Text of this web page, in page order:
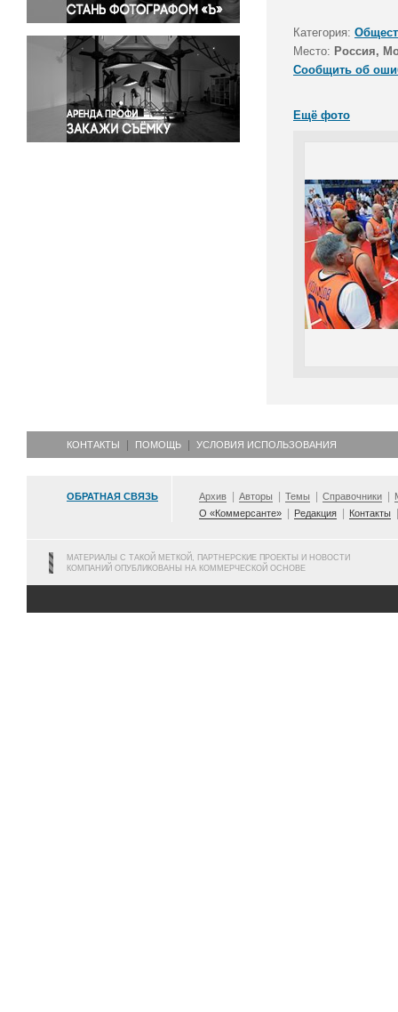
Религия
Светская жизнь
Спорт
Экология
Экономика и бизнес
Категория:
Место: Россия,
Сообщить об
Ещё фото
КОНТАКТЫ ПОМОЩЬ УСЛОВИЯ ИСПОЛЬЗОВАНИЯ
ОБРАТНАЯ СВЯЗЬ Архив Авторы Темы Справочники
О «Коммерсанте»
Редакция Контакты
МАТЕРИАЛЫ С ТАКОЙ МЕТКОЙ, ПАРТНЕРСКИЕ ПРОЕКТЫ И НОВОСТИ
КОМПАНИЙ ОПУБЛИКОВАНЫ НА КОММЕРЧЕСКОЙ ОСНОВЕ